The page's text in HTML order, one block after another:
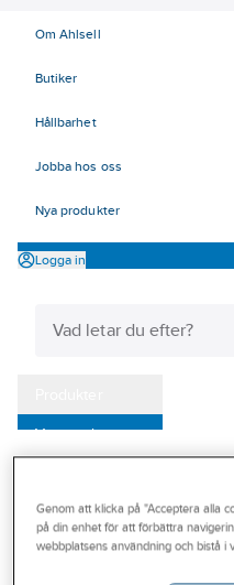
Om Ahlsell
Butiker
Hållbarhet
Jobba hos oss
Nya produkter
Logga in
Varumärken
Outlet
Branscher
Genom att klicka på "Acceptera alla
på din enhet för att förbättra
webbplatsens användning och bistå i